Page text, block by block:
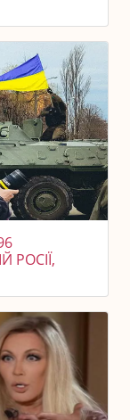
РОСІЇ,